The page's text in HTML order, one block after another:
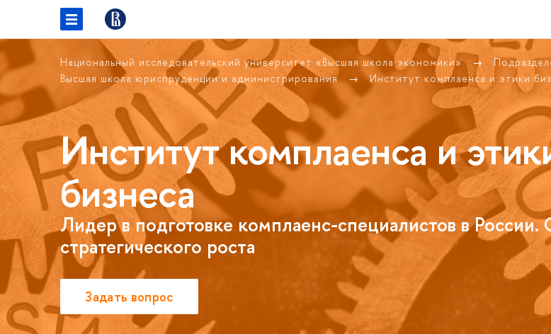
Национальный исследовательский университет «Высшая школа экономики»
Высшая школа юриспруденции и администрирования
Институт комплаенса и этики
Институт комплаенса и
бизнеса
Лидер в подготовке комплаенс-специалистов в России.
стратегического роста
Задать вопрос